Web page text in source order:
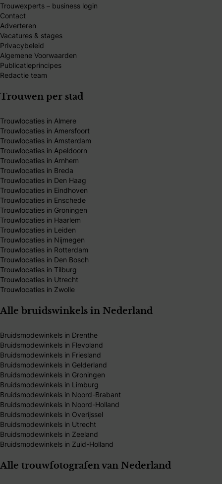
Trouwexperts – business login
Contact
Adverteren
Vacatures & stages
Privacybeleid
Algemene Voorwaarden
Publicatieprincipes
Redactie team
Trouwen per stad
Trouwlocaties in Almere
Trouwlocaties in Amersfoort
Trouwlocaties in Amsterdam
Trouwlocaties in Apeldoorn
Trouwlocaties in Arnhem
Trouwlocaties in Breda
Trouwlocaties in Den Haag
Trouwlocaties in Eindhoven
Trouwlocaties in Enschede
Trouwlocaties in Groningen
Trouwlocaties in Haarlem
Trouwlocaties in Leiden
Trouwlocaties in Nijmegen
Trouwlocaties in Rotterdam
Trouwlocaties in Den Bosch
Trouwlocaties in Tilburg
Trouwlocaties in Utrecht
Trouwlocaties in Zwolle
Alle bruidswinkels in Nederland
Bruidsmodewinkels in Drenthe
Bruidsmodewinkels in Flevoland
Bruidsmodewinkels in Friesland
Bruidsmodewinkels in Gelderland
Bruidsmodewinkels in Groningen
Bruidsmodewinkels in Limburg
Bruidsmodewinkels in Noord-Brabant
Bruidsmodewinkels in Noord-Holland
Bruidsmodewinkels in Overijssel
Bruidsmodewinkels in Utrecht
Bruidsmodewinkels in Zeeland
Bruidsmodewinkels in Zuid-Holland
Alle trouwfotografen van Nederland